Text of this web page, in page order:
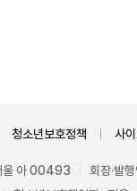
청소년보호정책 사
울 아 00493
회장·발